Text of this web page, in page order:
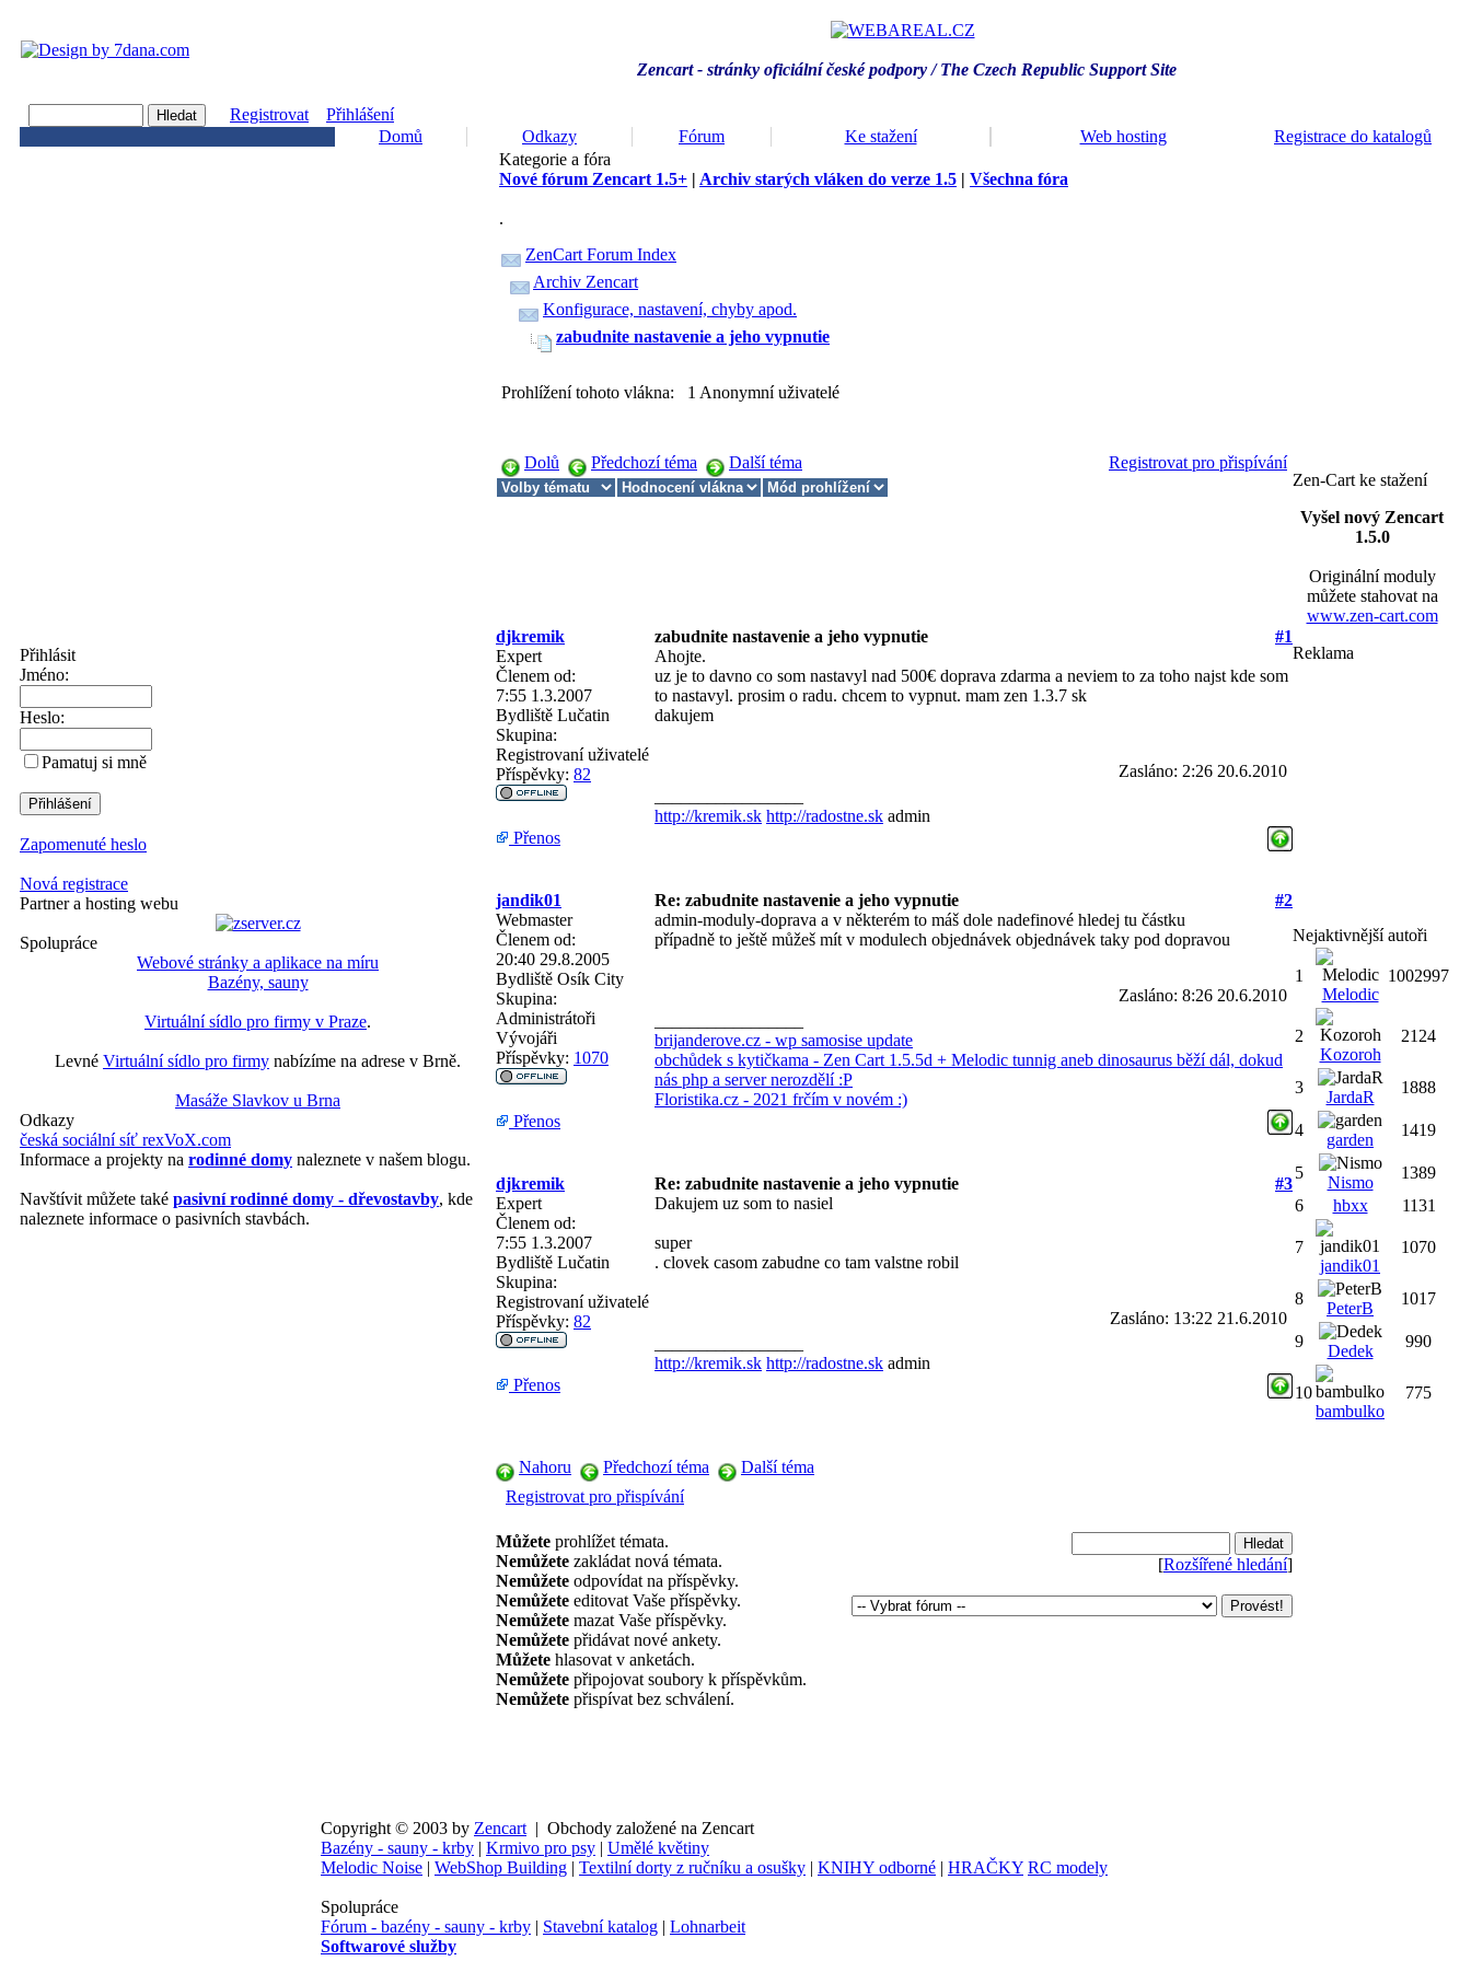
Zencart - stránky oficiální české podpory / The Czech Republic Support Site
Registrovat
Přihlášení
Domů
Odkazy Fórum Ke stažení Web hosting Registrace do katalogů
Přihlásit
Jméno:
Heslo:
Pamatuj si mně
Zapomenuté heslo
Nová registrace
Partner a hosting webu
Spolupráce
Webové stránky a aplikace na míru
Bazény, sauny
Virtuální sídlo pro firmy v Praze.
Levné Virtuální sídlo pro firmy nabízíme na adrese v Brně.
Masáže Slavkov u Brna
Odkazy
česká sociální síť rexVoX.com
Informace a projekty na rodinné domy naleznete v našem blogu.
Navštívit můžete také pasivní rodinné domy - dřevostavby, kde
naleznete informace o pasivních stavbách.
Kategorie a fóra
Nové fórum Zencart 1.5+ | Archiv starých vláken do verze 1.5 | Všechna fóra
.
ZenCart Forum Index
Archiv Zencart
Konfigurace, nastavení, chyby apod.
zabudnite nastavenie a jeho vypnutie
Prohlížení tohoto vlákna: 1 Anonymní uživatelé
Dolů Předchozí téma Další téma Registrovat pro přispívání
djkremik zabudnite nastavenie a jeho vypnutie
#1
Expert
Členem od:
7:55 1.3.2007
Bydliště Lučatin
Skupina:
Registrovaní uživatelé
Příspěvky: 82
Ahojte.
uz je to davno co som nastavyl nad 500€ doprava zdarma a neviem to za toho najst kde som
to nastavyl. prosim o radu. chcem to vypnut. mam zen 1.3.7 sk
dakujem
Zasláno: 2:26 20.6.2010
http://kremik.sk http://radostne.sk admin
Přenos
jandik01 Re: zabudnite nastavenie a jeho vypnutie
#2
Webmaster
Členem od:
20:40 29.8.2005
Bydliště Osík City
Skupina:
Administrátoři
Vývojáři
Příspěvky: 1070
admin-moduly-doprava a v některém to máš dole nadefinové hledej tu částku
případně to ještě můžeš mít v modulech objednávek objednávek taky pod dopravou
Zasláno: 8:26 20.6.2010
brijanderove.cz - wp samosise update
obchůdek s kytičkama - Zen Cart 1.5.5d + Melodic tunnig aneb dinosaurus běží dál, dokud
nás php a server nerozdělí :P
Floristika.cz - 2021 frčím v novém :)
Přenos
djkremik Re: zabudnite nastavenie a jeho vypnutie
#3
Expert
Členem od:
7:55 1.3.2007
Bydliště Lučatin
Skupina:
Registrovaní uživatelé
Příspěvky: 82
Dakujem uz som to nasiel
super
. clovek casom zabudne co tam valstne robil
Zasláno: 13:22 21.6.2010
http://kremik.sk http://radostne.sk admin
Přenos
Nahoru Předchozí téma
Další téma
Registrovat pro přispívání
Můžete prohlížet témata.
Nemůžete zakládat nová témata.
Nemůžete odpovídat na příspěvky.
Nemůžete editovat Vaše příspěvky.
Nemůžete mazat Vaše příspěvky.
Nemůžete přidávat nové ankety.
Můžete hlasovat v anketách.
Nemůžete připojovat soubory k příspěvkům.
Nemůžete přispívat bez schválení.
[Rozšířené hledání]
Zen-Cart ke stažení
Vyšel nový Zencart
1.5.0
Originální moduly
můžete stahovat na
www.zen-cart.com
Reklama
Nejaktivnější autoři
1
Melodic
1002997
2
Kozoroh
2124
3
JardaR
1888
4
garden
1419
5
Nismo
1389
6
hbxx 1131
7
jandik01
1070
8
PeterB
1017
9
Dedek
990
10
bambulko
775
Copyright © 2003 by Zencart | Obchody založené na Zencart
Bazény - sauny - krby | Krmivo pro psy | Umělé květiny
Melodic Noise | WebShop Building | Textilní dorty z ručníku a osušky | KNIHY odborné | HRAČKY RC modely
Spolupráce
Fórum - bazény - sauny - krby | Stavební katalog | Lohnarbeit
Softwarové služby